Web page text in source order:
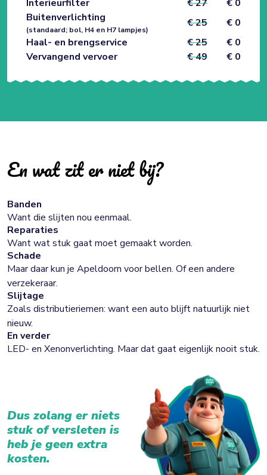
Interieurfilter
€ 27
€ 0
Buitenverlichting
(standaard; bol, H4 en H7 lampjes)
€ 25
€ 0
Haal- en brengservice
€ 25
€ 0
Vervangend vervoer
€ 49 € 0
En wat zit er niet bij?
Banden
Want die slijten nou eenmaal.
Reparaties
Want wat stuk gaat moet gemaakt worden.
Schade
Maar daar kun je Apeldoorn voor bellen. Of een andere
verzekeraar.
Slijtage
Zoals distributieriemen: want een auto blijft natuurlijk niet
nieuw.
En verder
LED- en Xenonverlichting. Maar dat gaat eigenlijk nooit stuk.
Dus zolang er niets
stuk of versleten is
heb je geen extra
kosten.